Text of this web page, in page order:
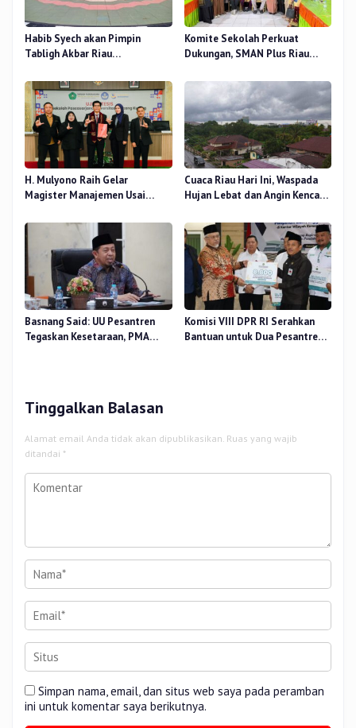
Habib Syech akan Pimpin
Tabligh Akbar Riau
Nur, Besok
Komite Sekolah Perkuat
Dukungan, SMAN Plus Riau
Pendidikan
H. Mulyono Raih Gelar
Magister Manajemen Usai
Terhadap Beban Kerja
Cuaca Riau Hari Ini, Waspada
Hujan Lebat dan Angin Kencang
Basnang Said: UU Pesantren
Tegaskan Kesetaraan, PMA
Komisi VIII DPR RI Serahkan
Bantuan untuk Dua Pesantren
Tinggalkan Balasan
Alamat email Anda tidak akan dipublikasikan. Ruas yang wajib
ditandai *
Simpan nama, email, dan situs web saya pada peramban
ini untuk komentar saya berikutnya.